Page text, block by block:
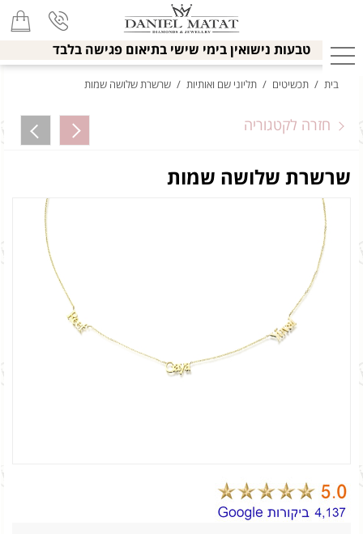
טבעות נישואין בימי שישי בתיאום פגישה בלבד
בית / תכשיטים / תליוני שם ואותיות / שרשרת שלושה שמות
חזרה לקטגוריה
שרשרת שלושה שמות